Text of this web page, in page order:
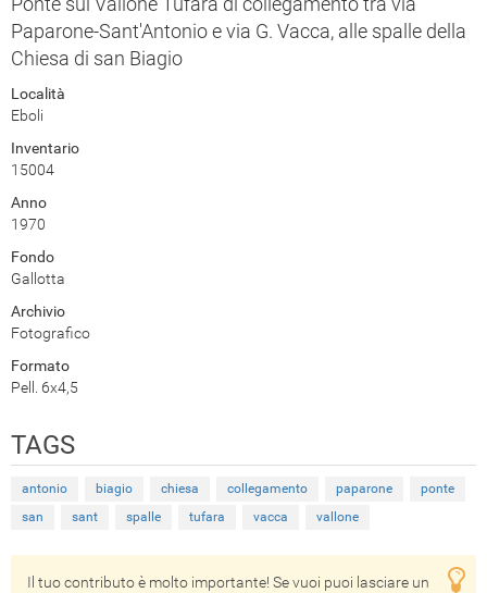
Paparone-Sant'Antonio e via G. Vacca, alle spalle della
Chiesa di san Biagio
Località
Eboli
Inventario
15004
Anno
1970
Fondo
Gallotta
Archivio
Fotografico
Formato
Pell. 6x4,5
TAGS
antonio biagio chiesa collegamento paparone
ponte
san
sant spalle tufara vacca vallone
Il tuo contributo è molto importante! Se vuoi puoi lasciare un